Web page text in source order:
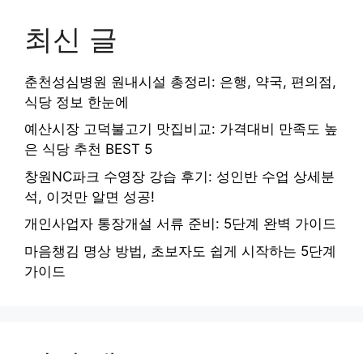
최신 글
춘천성심병원 원내시설 총정리: 은행, 약국, 편의점,
식당 정보 한눈에
예산시장 고덕불고기 맛집비교: 가격대비 만족도 높
은 식당 추천 BEST 5
창원NC파크 수영장 강습 후기: 성인반 수업 상세분
석, 이것만 알면 성공!
개인사업자 통장개설 서류 준비: 5단계 완벽 가이드
마음챙김 명상 방법, 초보자도 쉽게 시작하는 5단계
가이드